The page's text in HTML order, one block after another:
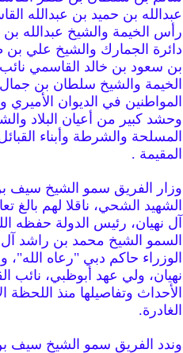
عبدالله بن حميد بن عبدالله
رأس الخيمة والشيخ عبدالله
دائرة الجمارك والشيخ علي
بن سعود بن خالد القاسمي
الخيمة والشيخ سلطان بن
المواطنين في الديوان
وحشد كبير من أعيان البلاد
المسلحة والشرطة وأبناء
المقيمة .
وزار الفريق سمو الشيخ سيف
الشهيد الشحي، ناقلا لهم
آل نهيان، رئيس الدولة
السمو الشيخ محمد بن راشد
الوزراء حاكم دبي "رعاه
نهيان، ولي عهد أبوظبي، نائب
الأحداث وتفاصيلها منذ اللحظة
الغادرة.
وندد الفريق سمو الشيخ سيف بن